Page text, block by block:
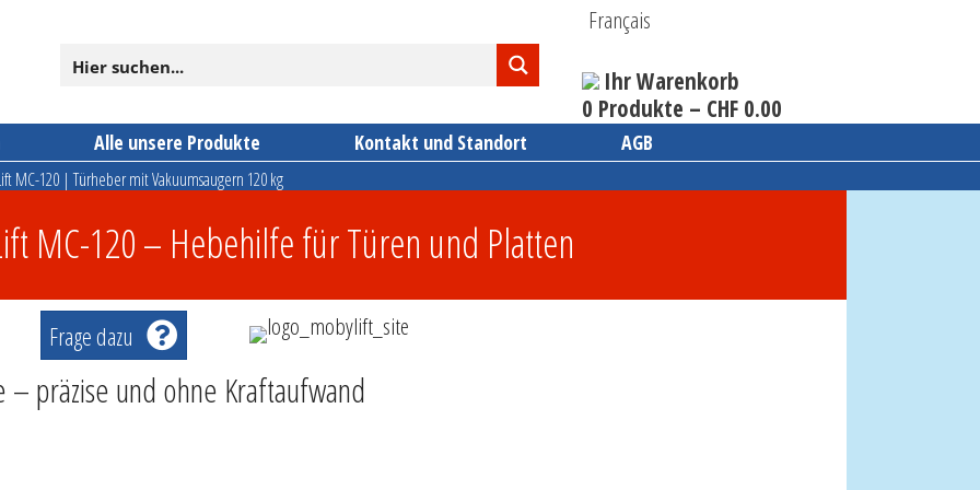
Français
Ihr Warenkorb
0 Produkte – CHF 0.00
Alle unsere Produkte Kontakt und Standort AGB
MC-120 | Türheber mit Vakuumsaugern 120 kg
MC-120 – Hebehilfe für Türen und Platten
Frage dazu
präzise und ohne Kraftaufwand